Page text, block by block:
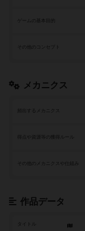
ゲームの基本目的
その他のコンセプト
メカニクス
頻出するメカニクス
その他のメカニクスや仕組み
作品データ
タイトル